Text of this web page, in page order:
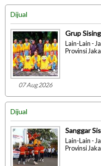
Dijual
07 Aug 2026
Grup
Lain-Lain -
Provinsi
Dijual
Sanggar
Lain-Lain -
Provinsi